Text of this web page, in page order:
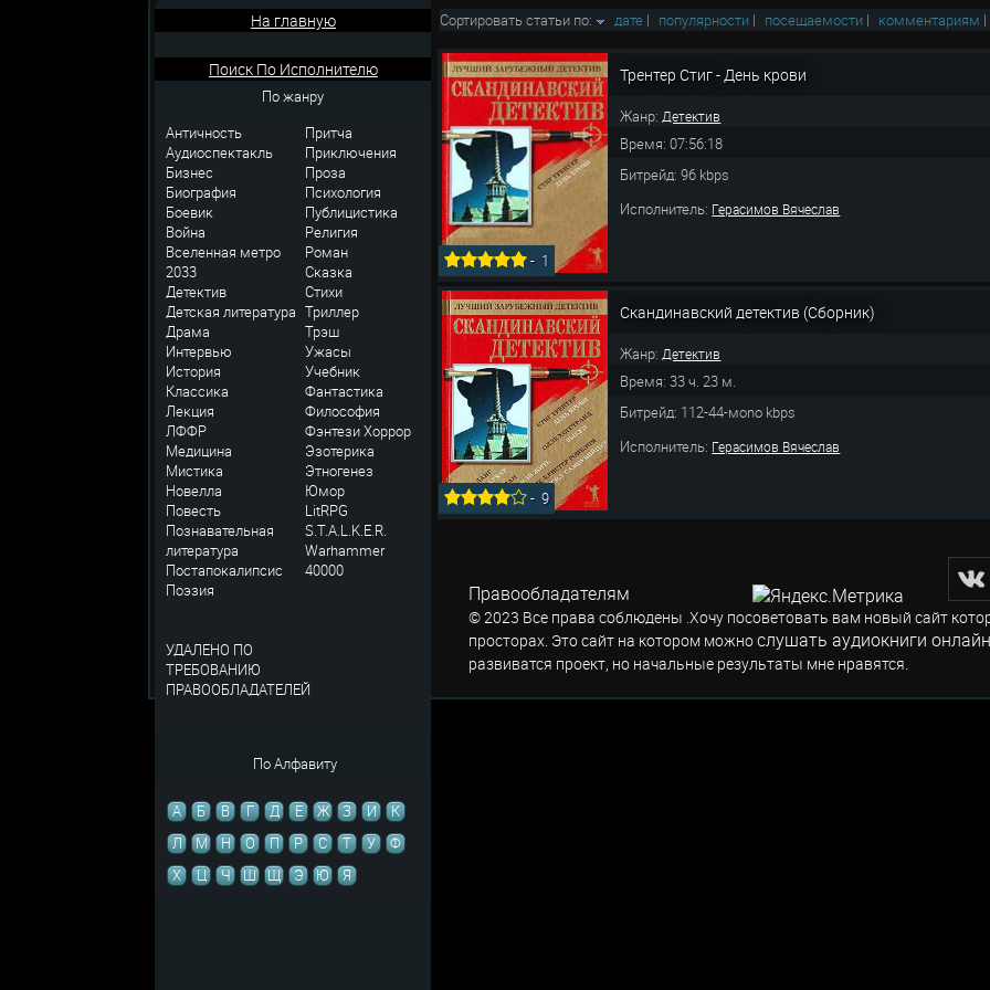
На главную
Поиск По Исполнителю
По жанру
Античность
Аудиоспектакль
Бизнес
Биография
Боевик
Война
Вселенная метро
2033
Детектив
Детская литература
Драма
Интервью
История
Классика
Лекция
ЛФФР
Медицина
Мистика
Новелла
Повесть
Познавательная
литература
Постапокалипсис
Поэзия
УДАЛЕНО ПО
ТРЕБОВАНИЮ
ПРАВООБЛАДАТЕЛЕЙ
Притча
Приключения
Проза
Психология
Публицистика
Религия
Роман
Сказка
Стихи
Триллер
Трэш
Ужасы
Учебник
Фантастика
Философия
ФэнтезиХоррор
Эзотерика
Этногенез
Юмор
LitRPG
S.T.A.L.K.E.R.
Warhammer
40000
По Алфавиту
А Б В Г Д Е Ж З И
К
Л
М Н О П Р С Т У
Ф
Х
Ц Ч Ш Щ Э Ю Я
Сортировать статьи по: дате | популярности | посещаемости | комментариям |
- 1
Трентер Стиг - День крови
Жанр:Детектив
Время: 07:56:18
Битрейд: 96 kbps
Исполнитель: Герасимов Вячеслав
-9
Скандинавский детектив (Сборник)
Жанр:Детектив
Время: 33 ч. 23 м.
Битрейд: 112-44-мono kbps
Исполнитель: Герасимов Вячеслав
Правообладателям
© 2023 Все права соблюдены .Хочу посоветовать вам новый сайт
просторах. Это сайт на котором можнослушать аудиокниги
развиватся проект, но начальные результаты мне нравятся.